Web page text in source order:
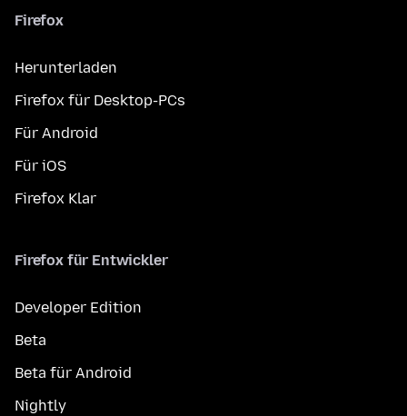
Firefox
Herunterladen
Firefox für Desktop-PCs
Für Android
Für iOS
Firefox Klar
Firefox für Entwickler
Developer Edition
Beta
Beta für Android
Nightly